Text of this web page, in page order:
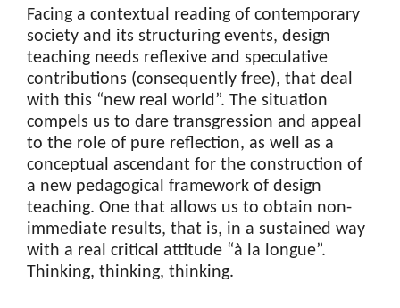
Facing a contextual reading of contemporary
society and its structuring events, design
teaching needs reflexive and speculative
contributions (consequently free), that deal
with this “new real world”. The situation
compels us to dare transgression and appeal
to the role of pure reflection, as well as a
conceptual ascendant for the construction of
a new pedagogical framework of design
teaching. One that allows us to obtain non-
immediate results, that is, in a sustained way
with a real critical attitude “à la longue”.
Thinking, thinking, thinking.